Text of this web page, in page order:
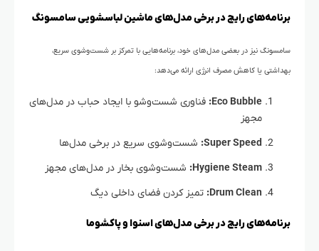
برنامه‌های رایج در برخی مدل‌های ماشین لباسشویی سامسونگ
سامسونگ نیز در بعضی مدل‌های خود، برنامه‌هایی با تمرکز بر شست‌وشوی سریع،
بهداشتی یا کاهش مصرف انرژی ارائه می‌دهد:
Eco Bubble: فناوری شست‌وشو با ایجاد حباب در مدل‌های
مجهز
Super Speed: شست‌وشوی سریع در برخی مدل‌ها
Hygiene Steam: شست‌وشوی بخار در مدل‌های مجهز
Drum Clean: تمیز کردن فضای داخلی دیگ
برنامه‌های رایج در برخی مدل‌های اسنوا و پاکشوما